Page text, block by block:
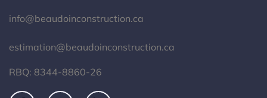
info@beaudoinconstruction.ca
estimation@beaudoinconstruction.ca
RBQ: 8344-8860-26